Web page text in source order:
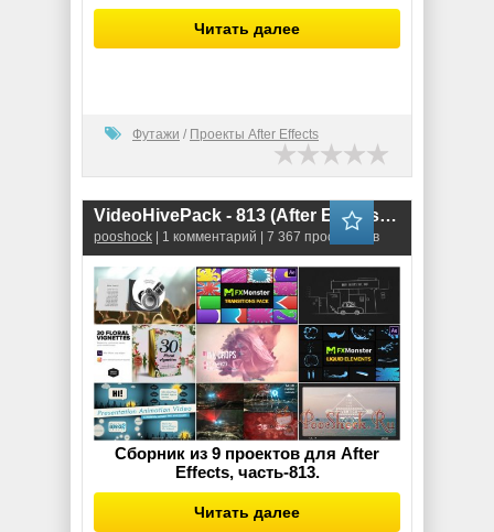
Читать далее
Футажи / Проекты After Effects
VideoHivePack - 813 (After Effects Projects Pack)
pooshock | 1 комментарий | 7 367 просмотров
Сборник из 9 проектов для After
Effects, часть-813.
Читать далее